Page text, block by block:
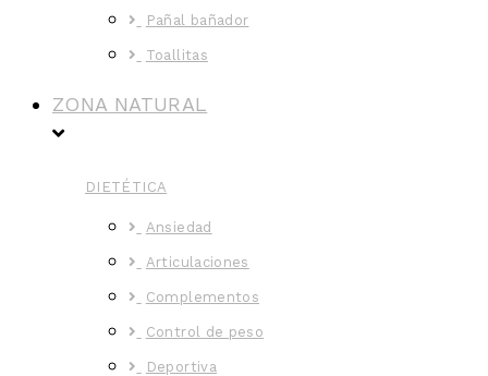
Pañal bañador
Toallitas
ZONA NATURAL
DIETÉTICA
Ansiedad
Articulaciones
Complementos
Control de peso
Deportiva